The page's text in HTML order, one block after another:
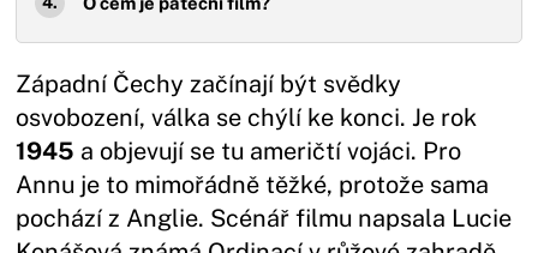
Západní Čechy začínají být svědky
osvobození, válka se chýlí ke konci. Je rok
1945 a objevují se tu američtí vojáci. Pro
Annu je to mimořádně těžké, protože sama
pochází z Anglie. Scénář filmu napsala Lucie